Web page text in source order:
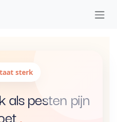
sterk
als pesten pijn
.